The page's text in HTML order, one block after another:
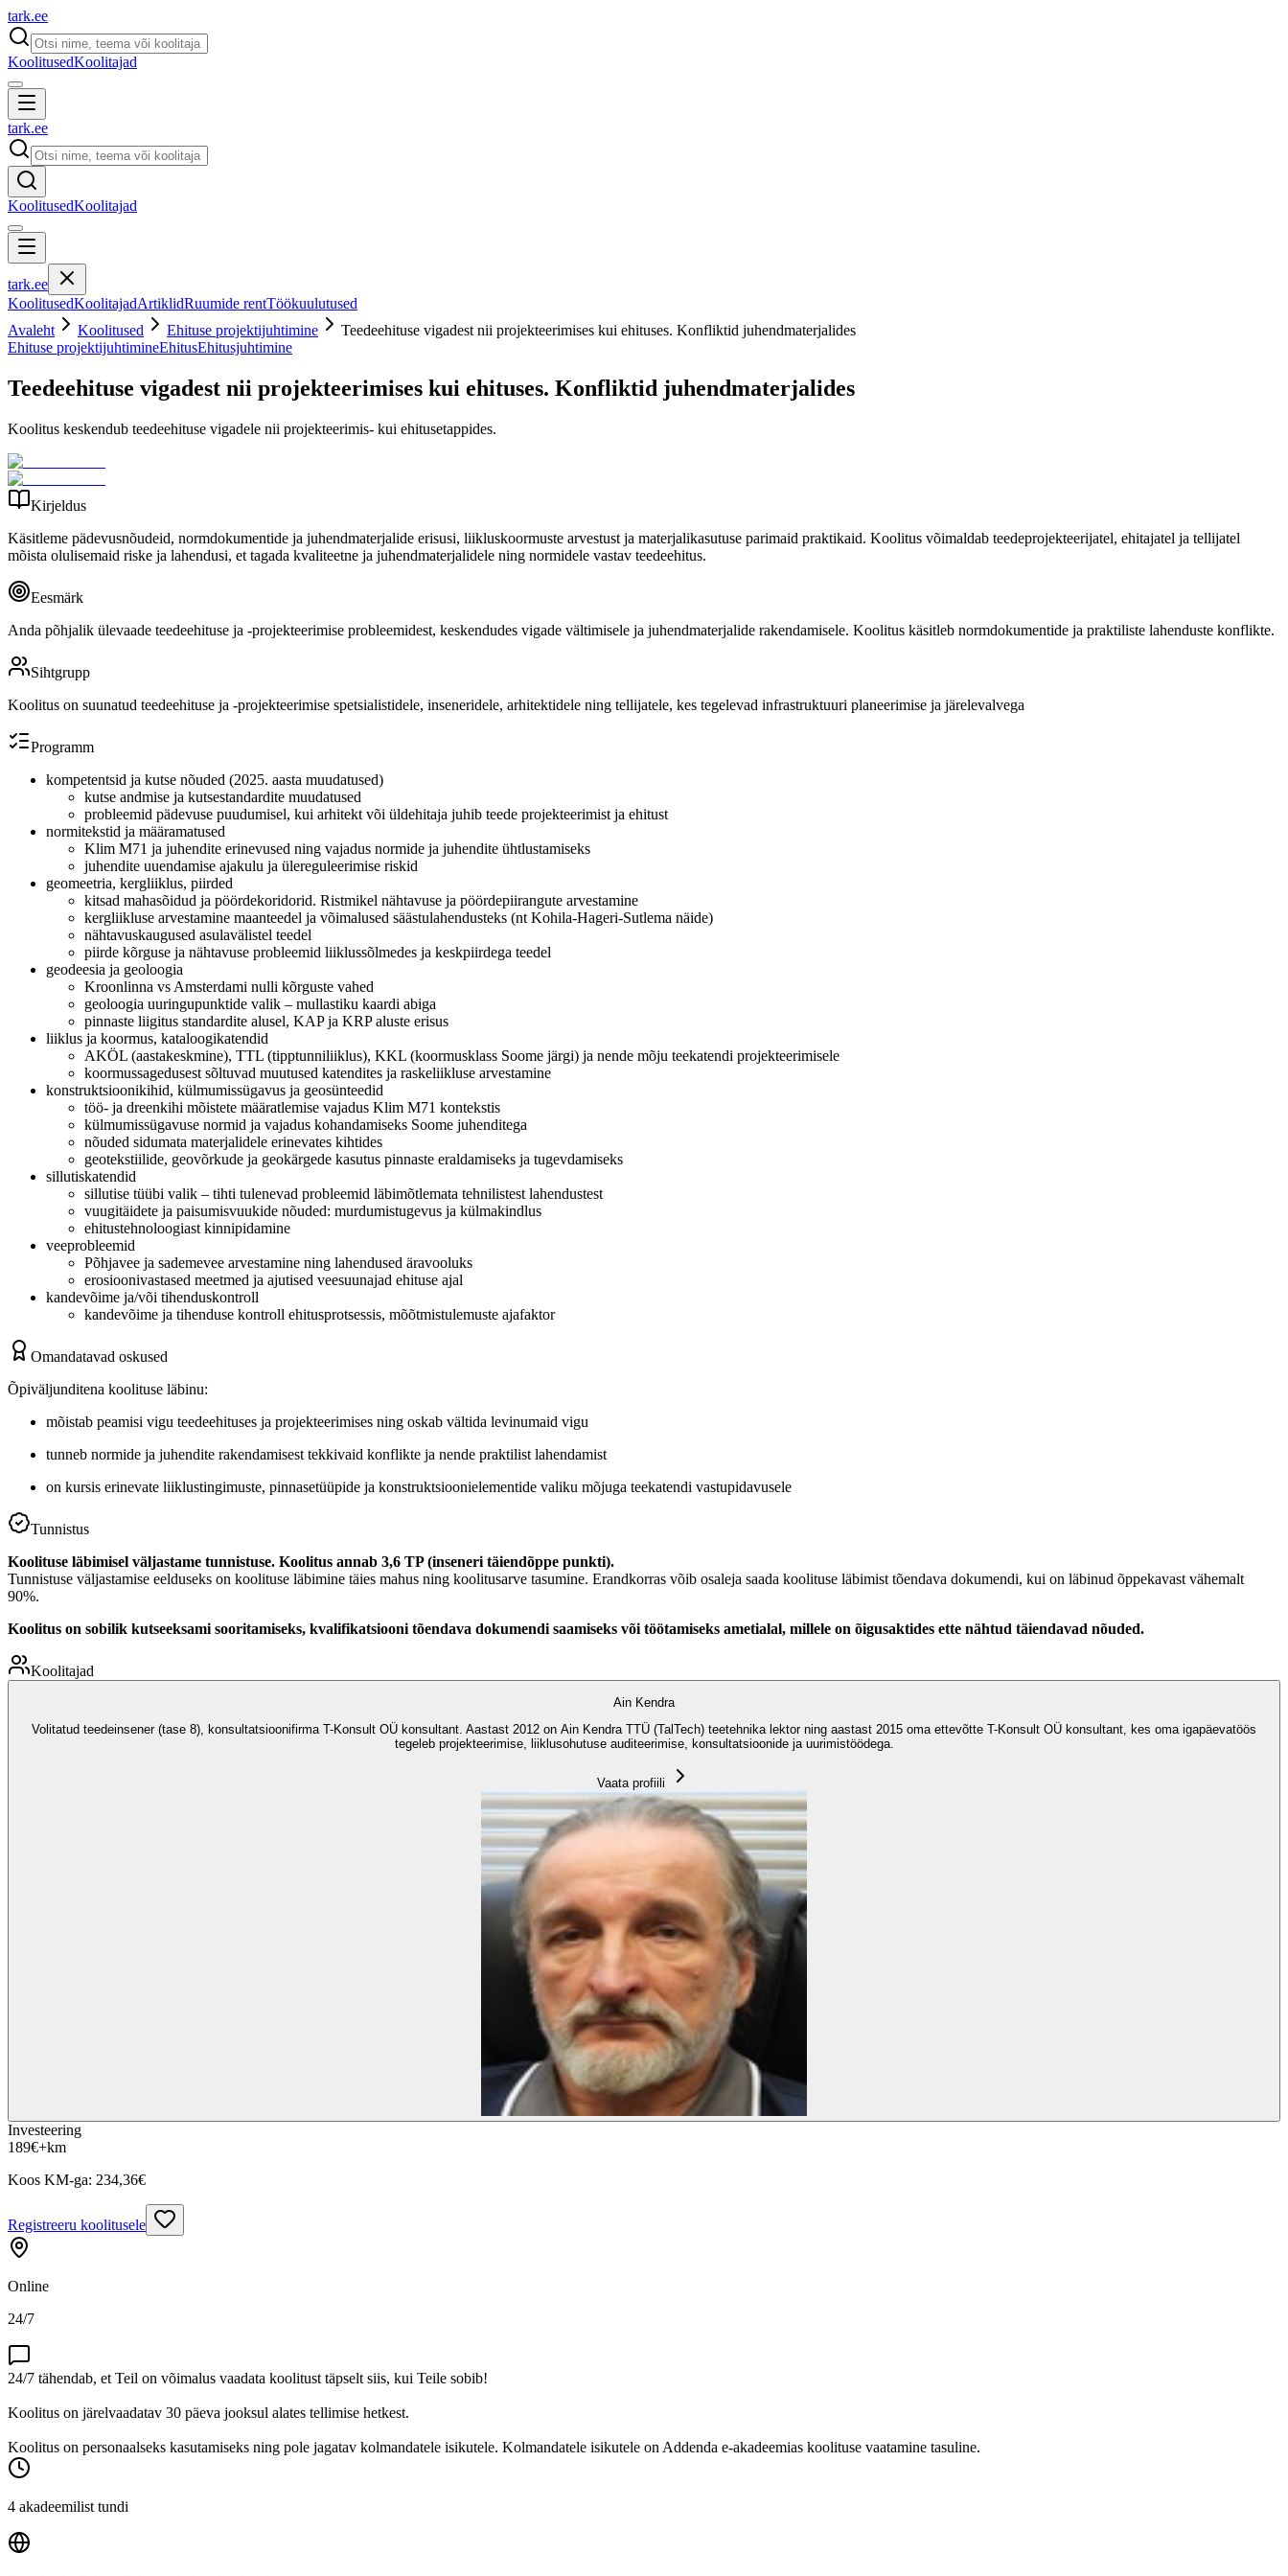
tark.ee
KoolitusedKoolitajad
tark.ee
KoolitusedKoolitajad
tark.ee
KoolitusedKoolitajadArtiklidRuumide rentTöökuulutused
Avaleht
Koolitused Ehituse projektijuhtimine
Teedeehituse vigadest nii projekteerimises kui ehituses. Konfliktid juhendmaterjalides
Ehituse projektijuhtimineEhitusEhitusjuhtimine
Teedeehituse vigadest nii projekteerimises kui ehituses. Konfliktid juhendmaterjalides
Koolitus keskendub teedeehituse vigadele nii projekteerimis- kui ehitusetappides.
Kirjeldus
Käsitleme pädevusnõudeid, normdokumentide ja juhendmaterjalide erisusi, liikluskoormuste arvestust ja materjalikasutuse parimaid praktikaid. Koolitus võimaldab teedeprojekteerijatel, ehitajatel ja tellijatel
mõista olulisemaid riske ja lahendusi, et tagada kvaliteetne ja juhendmaterjalidele ning normidele vastav teedeehitus.
Eesmärk
Anda põhjalik ülevaade teedeehituse ja -projekteerimise probleemidest, keskendudes vigade vältimisele ja juhendmaterjalide rakendamisele. Koolitus käsitleb normdokumentide ja praktiliste lahenduste konflikte.
Sihtgrupp
Koolitus on suunatud teedeehituse ja -projekteerimise spetsialistidele, inseneridele, arhitektidele ning tellijatele, kes tegelevad infrastruktuuri planeerimise ja järelevalvega
Programm
kompetentsid ja kutse nõuded (2025. aasta muudatused)
kutse andmise ja kutsestandardite muudatused
probleemid pädevuse puudumisel, kui arhitekt või üldehitaja juhib teede projekteerimist ja ehitust
normitekstid ja määramatused
Klim M71 ja juhendite erinevused ning vajadus normide ja juhendite ühtlustamiseks
juhendite uuendamise ajakulu ja ülereguleerimise riskid
geomeetria, kergliiklus, piirded
kitsad mahasõidud ja pöördekoridorid. Ristmikel nähtavuse ja pöördepiirangute arvestamine
kergliikluse arvestamine maanteedel ja võimalused säästulahendusteks (nt Kohila-Hageri-Sutlema näide)
nähtavuskaugused asulavälistel teedel
piirde kõrguse ja nähtavuse probleemid liiklussõlmedes ja keskpiirdega teedel
geodeesia ja geoloogia
Kroonlinna vs Amsterdami nulli kõrguste vahed
geoloogia uuringupunktide valik – mullastiku kaardi abiga
pinnaste liigitus standardite alusel, KAP ja KRP aluste erisus
liiklus ja koormus, kataloogikatendid
AKÖL (aastakeskmine), TTL (tipptunniliiklus), KKL (koormusklass Soome järgi) ja nende mõju teekatendi projekteerimisele
koormussagedusest sõltuvad muutused katendites ja raskeliikluse arvestamine
konstruktsioonikihid, külmumissügavus ja geosünteedid
töö- ja dreenkihi mõistete määratlemise vajadus Klim M71 kontekstis
külmumissügavuse normid ja vajadus kohandamiseks Soome juhenditega
nõuded sidumata materjalidele erinevates kihtides
geotekstiilide, geovõrkude ja geokärgede kasutus pinnaste eraldamiseks ja tugevdamiseks
sillutiskatendid
sillutise tüübi valik – tihti tulenevad probleemid läbimõtlemata tehnilistest lahendustest
vuugitäidete ja paisumisvuukide nõuded: murdumistugevus ja külmakindlus
ehitustehnoloogiast kinnipidamine
veeprobleemid
Põhjavee ja sademevee arvestamine ning lahendused äravooluks
erosioonivastased meetmed ja ajutised veesuunajad ehituse ajal
kandevõime ja/või tihenduskontroll
kandevõime ja tihenduse kontroll ehitusprotsessis, mõõtmistulemuste ajafaktor
Omandatavad oskused
Õpiväljunditena koolituse läbinu:
mõistab peamisi vigu teedeehituses ja projekteerimises ning oskab vältida levinumaid vigu
tunneb normide ja juhendite rakendamisest tekkivaid konflikte ja nende praktilist lahendamist
on kursis erinevate liiklustingimuste, pinnasetüüpide ja konstruktsioonielementide valiku mõjuga teekatendi vastupidavusele
Tunnistus
Koolituse läbimisel väljastame tunnistuse. Koolitus annab 3,6 TP (inseneri täiendõppe punkti).
Tunnistuse väljastamise eelduseks on koolituse läbimine täies mahus ning koolitusarve tasumine. Erandkorras võib osaleja saada koolituse läbimist tõendava dokumendi, kui on läbinud õppekavast vähemalt
90%.
Koolitus on sobilik kutseeksami sooritamiseks, kvalifikatsiooni tõendava dokumendi saamiseks või töötamiseks ametialal, millele on õigusaktides ette nähtud täiendavad nõuded.
Koolitajad
Ain Kendra
Volitatud teedeinsener (tase 8), konsultatsioonifirma T-Konsult OÜ konsultant. Aastast 2012 on Ain Kendra TTÜ (TalTech) teetehnika lektor ning aastast 2015 oma ettevõtte T-Konsult OÜ konsultant, kes oma igapäevatöös
tegeleb projekteerimise, liiklusohutuse auditeerimise, konsultatsioonide ja uurimistöödega.
Vaata profiili
Investeering
189€+km
Koos KM-ga: 234,36€
Registreeru koolitusele
Online
24/7
24/7 tähendab, et Teil on võimalus vaadata koolitust täpselt siis, kui Teile sobib!
Koolitus on järelvaadatav 30 päeva jooksul alates tellimise hetkest.
Koolitus on personaalseks kasutamiseks ning pole jagatav kolmandatele isikutele. Kolmandatele isikutele on Addenda e-akadeemias koolituse vaatamine tasuline.
4 akadeemilist tundi